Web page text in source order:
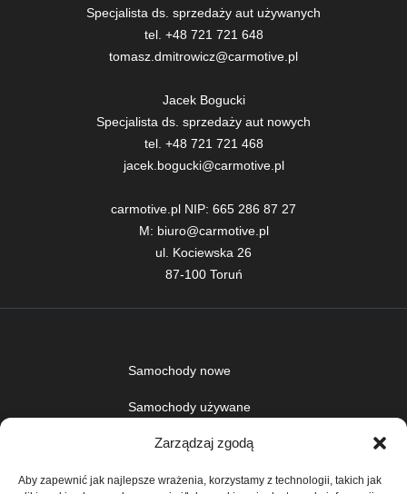
Zarządzaj zgodą
Aby zapewnić jak najlepsze wrażenia, korzystamy z technologii, takich jak
Specjalista ds. sprzedaży aut używanych
tel. +48 721 721 648
tomasz.dmitrowicz@carmotive.pl
Jacek Bogucki
Specjalista ds. sprzedaży aut nowych
tel. +48 721 721 468
jacek.bogucki@carmotive.pl
carmotive.pl NIP: 665 286 87 27
M: biuro@carmotive.pl
ul. Kociewska 26
87-100 Toruń
Samochody nowe
Samochody używane
Auta w leasingu
Doradztwo